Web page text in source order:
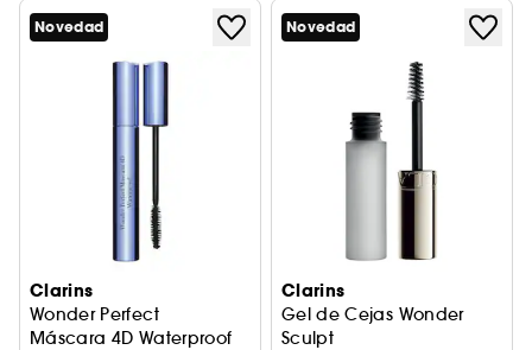
Novedad
Clarins
Wonder Perfect
Máscara 4D Waterproof
Novedad
Clarins
Gel de Cejas Wonder
Sculpt